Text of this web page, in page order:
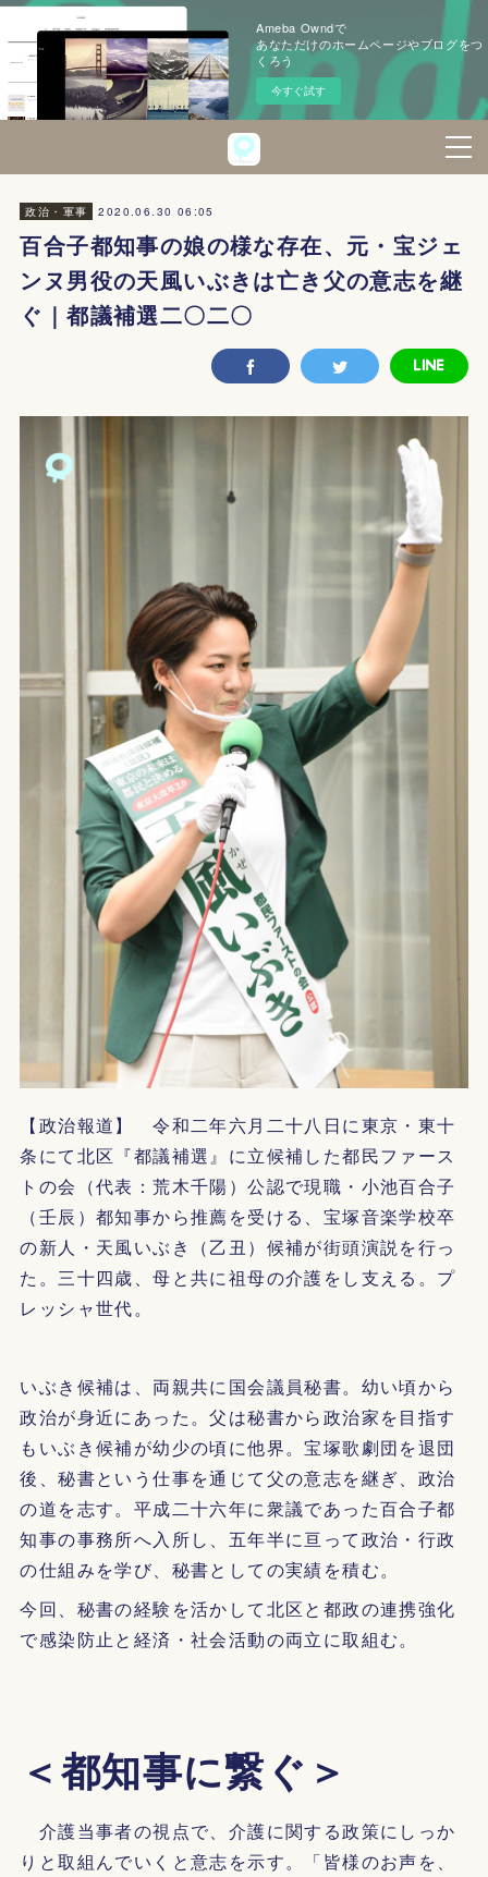
Ameba Owndで
あなただけのホームページやブログをつ
くろう
今すぐ試す
政治・軍事 2020.06.30 06:05
百合子都知事の娘の様な存在、元・宝ジェ
ンヌ男役の天風いぶきは亡き父の意志を継
ぐ｜都議補選二〇二〇
【政治報道】 令和二年六月二十八日に東京・東十
条にて北区『都議補選』に立候補した都民ファース
トの会（代表：荒木千陽）公認で現職・小池百合子
（壬辰）都知事から推薦を受ける、宝塚音楽学校卒
の新人・天風いぶき（乙丑）候補が街頭演説を行っ
た。三十四歳、母と共に祖母の介護をし支える。プ
レッシャ世代。
いぶき候補は、両親共に国会議員秘書。幼い頃から
政治が身近にあった。父は秘書から政治家を目指す
もいぶき候補が幼少の頃に他界。宝塚歌劇団を退団
後、秘書という仕事を通じて父の意志を継ぎ、政治
の道を志す。平成二十六年に衆議であった百合子都
知事の事務所へ入所し、五年半に亘って政治・行政
の仕組みを学び、秘書としての実績を積む。
今回、秘書の経験を活かして北区と都政の連携強化
で感染防止と経済・社会活動の両立に取組む。
＜都知事に繋ぐ＞
介護当事者の視点で、介護に関する政策にしっか
りと取組んでいくと意志を示す。「皆様のお声を、